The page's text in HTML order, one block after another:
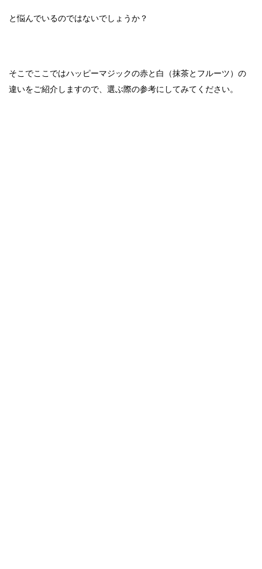
と悩んでいるのではないでしょうか？
そこでここではハッピーマジックの赤と白（抹茶とフルーツ）の
違いをご紹介しますので、選ぶ際の参考にしてみてください。